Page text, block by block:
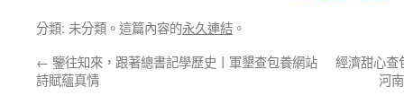
分類: 未分類。這篇內容的永久連結 。
← 鑒往知來，跟著總書記學歷史丨軍墾查包養網站
詩賦蘊真情
經濟甜心
河